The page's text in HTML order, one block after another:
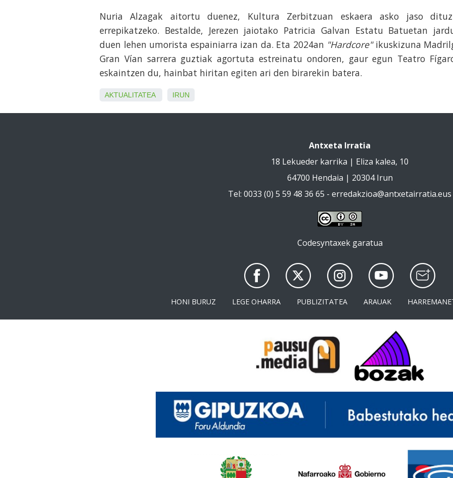
Nuria Alzagak aitortu duenez, Kultura Zerbitzuan eskaera asko jaso
errepikatzeko. Bestalde, Jerezen jaiotako Patricia Galvan Estatu Batuetan
duen lehen umorista espainiarra izan da. Eta 2024an "Hardcore"ikuskizuna
Gran Vían sarrera guztiak agortuta estreinatu ondoren, gaur egun Teatro
eskaintzen du, hainbat hiritan egiten ari den birarekin batera.
AKTUALITATEA IRUN
Antxeta Irratia
18 Lekueder karrika | Eliza kalea, 10
64700 Hendaia | 20304 Irun
Tel: 0033 (0) 5 59 48 36 65 - erredakzioa@antxetairratia.eus
Codesyntaxek garatua
HONI BURUZ LEGE OHARRA PUBLIZITATEA ARAUAK